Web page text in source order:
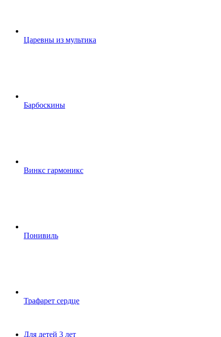
Царевны из мультика
Барбоскины
Винкс гармоникс
Понивиль
Трафарет сердце
Для детей 3 лет